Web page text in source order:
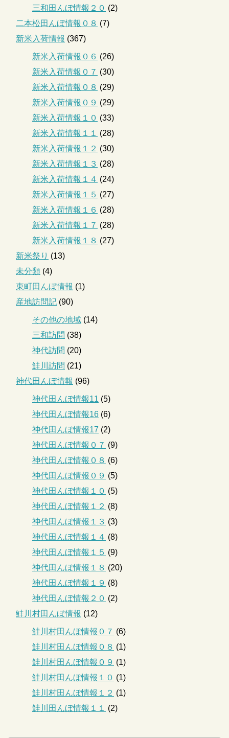
三和田んぼ情報２０ (2)
二本松田んぼ情報０８ (7)
新米入荷情報 (367)
新米入荷情報０６ (26)
新米入荷情報０７ (30)
新米入荷情報０８ (29)
新米入荷情報０９ (29)
新米入荷情報１０ (33)
新米入荷情報１１
(28)
新米入荷情報１２ (30)
新米入荷情報１３ (28)
新米入荷情報１４ (24)
新米入荷情報１５ (27)
新米入荷情報１６ (28)
新米入荷情報１７ (28)
新米入荷情報１８ (27)
新米祭り (13)
未分類 (4)
東町田んぼ情報 (1)
産地訪問記 (90)
その他の地域 (14)
三和訪問 (38)
神代訪問 (20)
鮭川訪問 (21)
神代田んぼ情報 (96)
神代田んぼ情報11 (5)
神代田んぼ情報16 (6)
神代田んぼ情報17 (2)
神代田んぼ情報０７ (9)
神代田んぼ情報０８ (6)
神代田んぼ情報０９ (5)
神代田んぼ情報１０ (5)
神代田んぼ情報１２ (8)
神代田んぼ情報１３ (3)
神代田んぼ情報１４ (8)
神代田んぼ情報１５ (9)
神代田んぼ情報１８ (20)
神代田んぼ情報１９ (8)
神代田んぼ情報２０ (2)
鮭川村田んぼ情報 (12)
鮭川村田んぼ情報０７ (6)
鮭川村田んぼ情報０８ (1)
鮭川村田んぼ情報０９ (1)
鮭川村田んぼ情報１０ (1)
鮭川村田んぼ情報１２ (1)
鮭川田んぼ情報１１
(2)